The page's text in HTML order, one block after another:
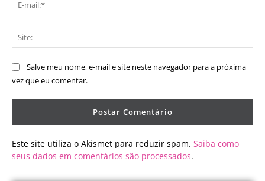
Salve meu nome, e-mail e site neste navegador para a próxima
vez que eu comentar.
Este site utiliza o Akismet para reduzir spam. Saiba como
seus dados em comentários são processados.